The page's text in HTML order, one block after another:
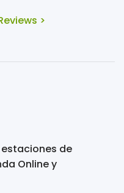
>
de
Online y